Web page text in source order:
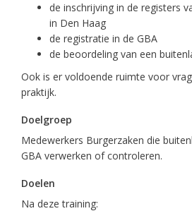
de inschrijving in de registers
in Den Haag
de registratie in de GBA
de beoordeling van een
Ook is er voldoende ruimte voor
praktijk.
Doelgroep
Medewerkers Burgerzaken die
GBA verwerken of controleren.
Doelen
Na deze training: